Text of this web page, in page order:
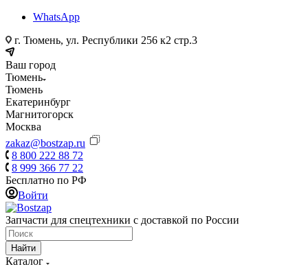
WhatsApp
г. Тюмень, ул. Республики 256 к2 стр.3
Ваш город
Тюмень
Тюмень
Екатеринбург
Магнитогорск
Москва
zakaz@bostzap.ru
8 800 222 88 72
8 999 366 77 22
Бесплатно по РФ
Войти
Запчасти для спецтехники с доставкой по России
Найти
Каталог